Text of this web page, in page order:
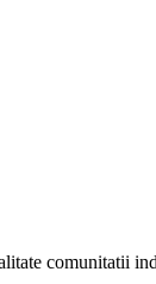
comunitatii